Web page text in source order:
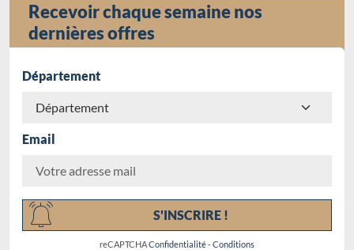
Recevoir chaque semaine nos
dernières offres
Département
Email
S'INSCRIRE !
reCAPTCHAConfidentialité-Conditions